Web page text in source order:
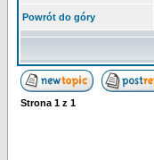
Powrót do góry
Strona 1 z 1